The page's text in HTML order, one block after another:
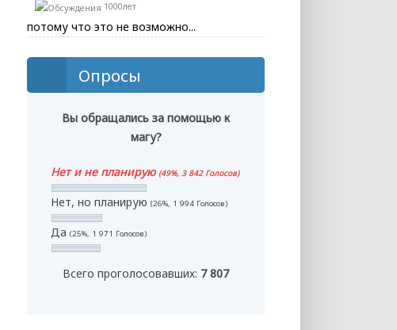
1000лет
потому что это не возможно...
Опросы
Вы обращались за помощью к
магу?
Нет и не планирую(49%, 3 842 Голосов)
Нет, но планирую (26%, 1 994 Голосов)
Да (25%, 1 971 Голосов)
Всего проголосовавших: 7 807